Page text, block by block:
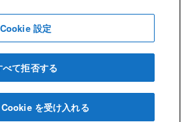
Cookie 設定
べて拒否する
を受け入れる